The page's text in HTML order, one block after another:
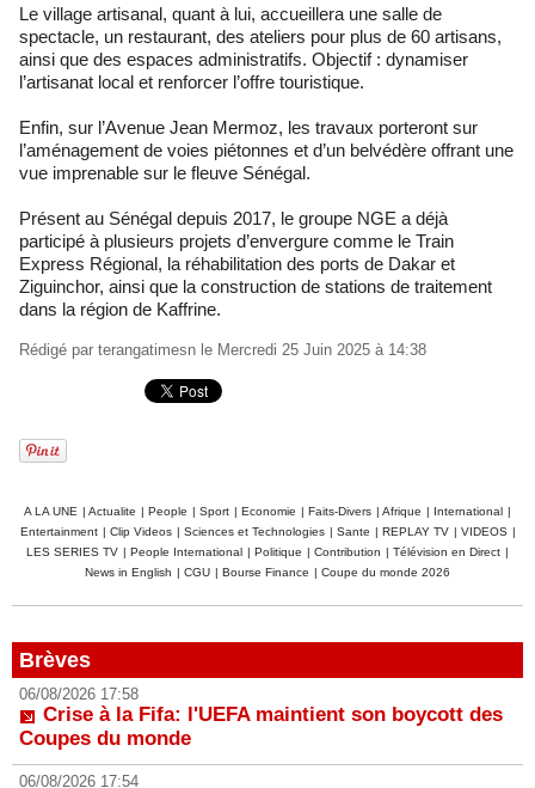
Le village artisanal, quant à lui, accueillera une salle de
spectacle, un restaurant, des ateliers pour plus de 60 artisans,
ainsi que des espaces administratifs. Objectif : dynamiser
l’artisanat local et renforcer l’offre touristique.
Enfin, sur l’Avenue Jean Mermoz, les travaux porteront sur
l’aménagement de voies piétonnes et d’un belvédère offrant une
vue imprenable sur le fleuve Sénégal.
Présent au Sénégal depuis 2017, le groupe NGE a déjà
participé à plusieurs projets d’envergure comme le Train
Express Régional, la réhabilitation des ports de Dakar et
Ziguinchor, ainsi que la construction de stations de traitement
dans la région de Kaffrine.
Rédigé par terangatimesn le Mercredi 25 Juin 2025 à 14:38
A LA UNE | Actualite | People | Sport | Economie | Faits-Divers | Afrique | International |
Entertainment | Clip Videos | Sciences et Technologies | Sante | REPLAY TV | VIDEOS |
LES SERIES TV | People International | Politique | Contribution | Télévision en Direct |
News in English | CGU | Bourse Finance | Coupe du monde 2026
Brèves
06/08/2026 17:58
Crise à la Fifa: l'UEFA maintient son boycott des
Coupes du monde
06/08/2026 17:54